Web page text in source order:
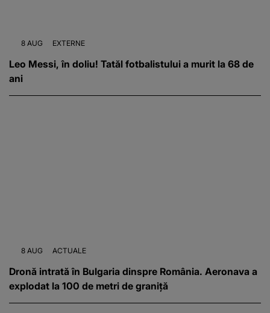
8 AUG EXTERNE
Leo Messi, în doliu! Tatăl fotbalistului a murit la 68 de
ani
8 AUG ACTUALE
Dronă intrată în Bulgaria dinspre România. Aeronava a
explodat la 100 de metri de graniță